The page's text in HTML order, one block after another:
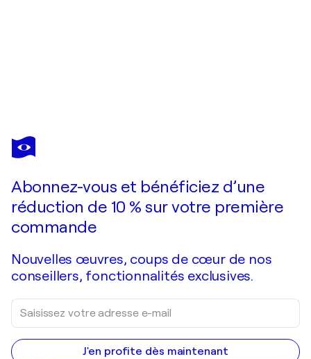
TATIANA
ILIINA
Je passe commande
Abonnez-vous et bénéficiez d’une
réduction de 10 % sur votre première
commande
Nouvelles œuvres, coups de cœur de nos
conseillers, fonctionnalités exclusives.
J'en profite dès maintenant